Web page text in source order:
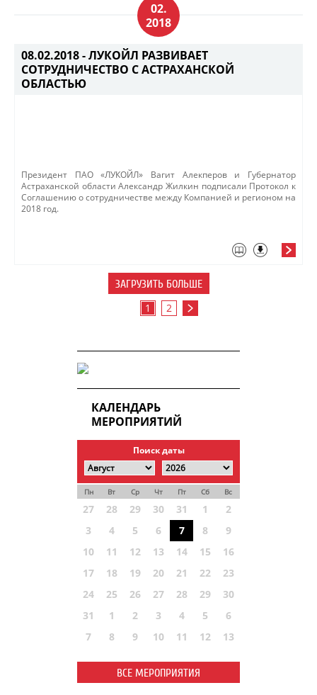
02.
2018
08.02.2018 -ЛУКОЙЛ РАЗВИВАЕТ
СОТРУДНИЧЕСТВО С АСТРАХАНСКОЙ
ОБЛАСТЬЮ
​Президент ПАО «ЛУКОЙЛ» Вагит Алекперов и Губернатор
Астраханской области Александр Жилкин подписали Протокол к
Соглашению о сотрудничестве между Компанией и реги​оном на
2018 год.
ЗАГРУЗИТЬ БОЛЬШЕ
1 2
КАЛЕНДАРЬ
МЕРОПРИЯТИЙ
Поиск даты
Пн Вт Ср Чт Пт Сб Вс
27 28 29 30 31 1
2
3
4 5 6 7 8
9
10
11 12 13 14 15
16
17
18 19 20 21 22
23
24
25 26 27 28 29
30
31
1 2 3 4 5
6
7
8 9 10 11 12 13
ВСЕ МЕРОПРИЯТИЯ